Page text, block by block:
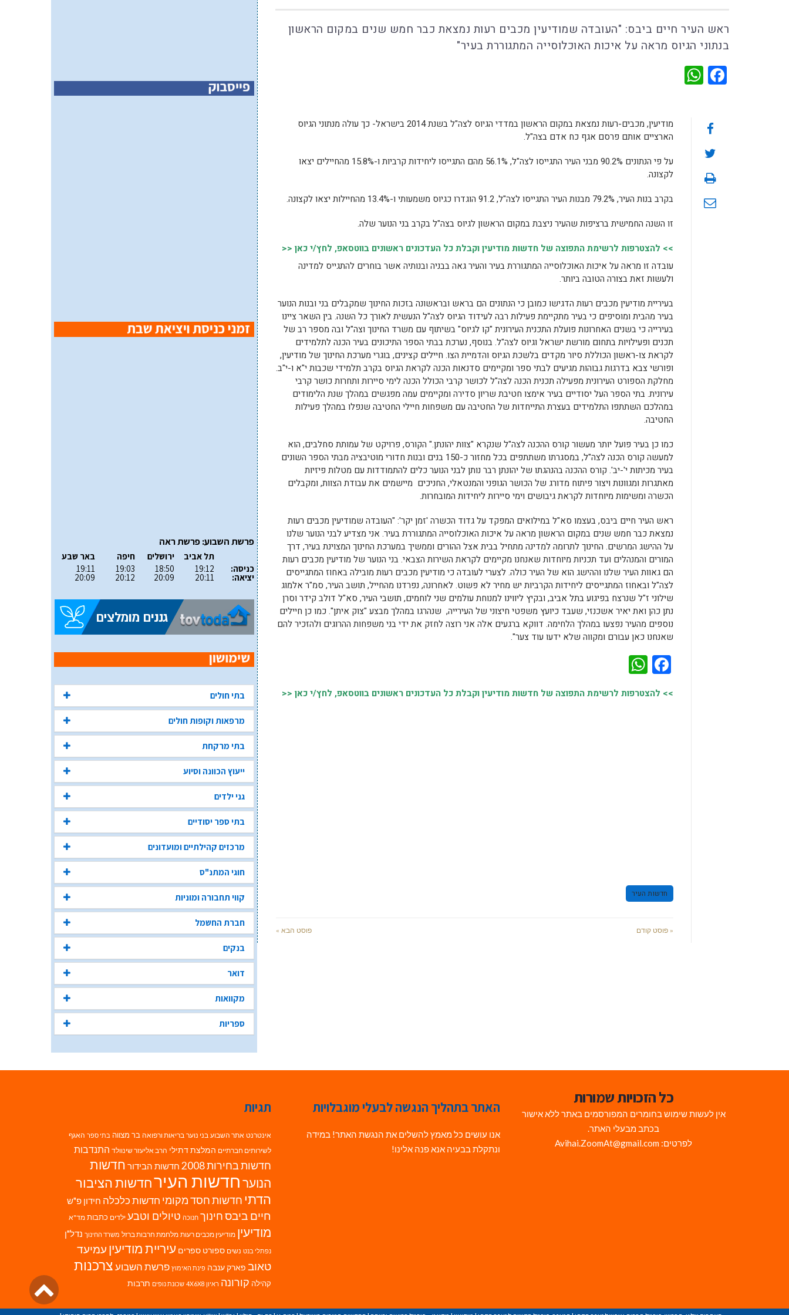
ראש העיר חיים ביבס: "העובדה שמודיעין מכבים רעות נמצאת כבר חמש שנים במקום הראשון
בנתוני הגיוס מראה על איכות האוכלוסייה המתגוררת בעיר"
Facebook
מודיעין, מכבים-רעות נמצאת במקום הראשון במדדי הגיוס לצה"ל בשנת 2014 בישראל- כך עולה מנתוני הגיוס
הארציים אותם פרסם אגף כח אדם בצה"ל.
על פי הנתונים 90.2% מבני העיר התגייסו לצה"ל, 56.1% מהם התגייסו ליחידות קרביות ו-15.8% מהחיילים יצאו
לקצונה.
בקרב בנות העיר, 79.2% מבנות העיר התגייסו לצה"ל, 91.2 הוגדרו כגיוס משמעותי ו-13.4% מהחיילות יצאו לקצונה.
זו השנה החמישית ברציפות שהעיר ניצבת במקום הראשון לגיוס בצה"ל בקרב בני הנוער שלה.
>> להצטרפות לרשימת התפוצה של חדשות מודיעין וקבלת כל העדכונים ראשונים בווטסאפ, לחץ/י כאן <<
עובדה זו מראה על איכות האוכלוסייה המתגוררת בעיר והעיר גאה בבניה ובנותיה אשר בוחרים להתגייס למדינה
ולעשות זאת בצורה הטובה ביותר.
בעיריית מודיעין מכבים רעות הדגישו כמובן כי הנתונים הם בראש ובראשונה בזכות החינוך שמקבלים בני ובנות הנוער
בעיר מהבית ומוסיפים כי בעיר מתקיימת פעילות רבה לעידוד הגיוס לצה"ל הנעשית לאורך כל השנה. בין השאר ציינו
בעירייה כי בשנים האחרונות פועלת התכנית העירונית "קו לגיוס" בשיתוף עם משרד החינוך וצה"ל ובה מספר רב של
תכנים ופעילויות בתחום מורשת ישראל וגיוס לצה"ל. בנוסף, נערכת בבתי הספר התיכונים בעיר הכנה לתלמידים
לקראת צו-ראשון הכוללת סיור מקדים בלשכת הגיוס והדמיית הצו. חיילים קצינים, בוגרי מערכת החינוך של מודיעין,
ופורשי צבא בדרגות גבוהות מגיעים לבתי ספר ומקיימים סדנאות הכנה לקראת הגיוס בקרב תלמידי שכבות י"א ו-י"ב.
מחלקת הספורט העירונית מפעילה תכנית הכנה לצה"ל לכושר קרבי הכולל הכנה לימי סיירות ותחרות כושר קרבי
עירונית. בתי הספר העל יסודיים בעיר אימצו חטיבת שריון סדירה ומקיימים עמה מפגשים במהלך שנת הלימודים
במהלכם השתתפו התלמידים בעצרת התייחדות של החטיבה עם משפחות חיילי החטיבה שנפלו במהלך פעילות
החטיבה.
כמו כן בעיר פועל יותר מעשור קורס ההכנה לצה"ל שנקרא "צוות יהונתן." הקורס, פרויקט של עמותת סחלבים, הוא
למעשה קורס הכנה לצה"ל, במסגרתו משתתפים בכל מחזור כ-150 בנים ובנות חדורי מוטיבציה מבתי הספר השונים
בעיר מכיתות י'-יב'. קורס ההכנה בהנהגתו של יהונתן רבר נותן לבני הנוער כלים להתמודדות עם מטלות פיזיות
מאתגרות ומגוונות ויצור פיתוח מדורג של הכושר הגופני והמנטאלי, החניכים מיישמים את עבודת הצוות, ומקבלים
הכשרה ומשימות מיוחדות לקראת גיבושים וימי סיירות ליחידות המובחרות.
ראש העיר חיים ביבס, בעצמו סא"ל במילואים המפקד על גדוד הכשרה 'זמן יקר': "העובדה שמודיעין מכבים רעות
נמצאת כבר חמש שנים במקום הראשון מראה על איכות האוכלוסייה המתגוררת בעיר. אני מצדיע לבני הנוער שלנו
על ההישג המרשים. החינוך לתרומה למדינה מתחיל בבית אצל ההורים וממשיך במערכת החינוך המצוינת בעיר, דרך
המורים והמנהלים ועד תכניות מיוחדות שאנחנו מקיימים לקראת השירות הצבאי. בני הנוער של מודיעין מכבים רעות
הם גאוות העיר שלנו וההישג הוא של העיר כולה. לצערי לעובדה כי מודיעין מכבים רעות מובילה באחוז המתגייסים
לצה"ל ובאחוז המתגייסים ליחידות הקרביות יש מחיר לא פשוט. לאחרונה, נפרדנו מהחייל, תושב העיר, סמ"ר אלמוג
שילוני ז"ל שנרצח בפיגוע בתל אביב, ובקיץ ליווינו למנוחת עולמים שני לוחמים, תושבי העיר, סא"ל דולב קידר וסרן
נתן כהן ואת יאיר אשכנזי, שעבד כיועץ משפטי חיצוני של העירייה, שנהרגו במהלך מבצע "צוק איתן". כמו כן חיילים
נוספים מהעיר נפצעו במהלך הלחימה. דווקא ברגעים אלה אני רוצה לחזק את ידי בני משפחות ההרוגים ולהזכיר להם
שאנחנו כאן עבורם ומקווה שלא ידעו עוד צער".
Facebook
>> להצטרפות לרשימת התפוצה של חדשות מודיעין וקבלת כל העדכונים ראשונים בווטסאפ, לחץ/י כאן <<
חדשות העיר
« פוסט קודם פוסט הבא »
פרשת השבוע: פרשת ראה
כניסה:
יציאה:
תל אביב
19:12
20:11
ירושלים
18:50
20:09
חיפה
19:03
20:12
באר שבע
19:11
20:09
בתי חולים
מרפאות וקופות חולים
בתי מרקחת
ייעוץ הכוונה וסיוע
גני ילדים
בתי ספר יסודיים
מרכזים קהילתיים ומועדונים
חוגי המתנ"ס
קווי תחבורה ומוניות
חברת החשמל
בנקים
דואר
מקוואות
ספריות
כל הזכויות שמורות
אין לעשות שימוש בחומרים המפורסמים באתר ללא אישור
בכתב מבעלי האתר.
לפרטים: Avihai.ZoomAt@gmail.com
האתר בתהליך הנגשה לבעלי מוגבלויות
אנו עושים כל מאמץ להשלים את הנגשת האתר! במידה
ונתקלת בבעיה אנא פנה אלינו!
תגיות
אינטרנט אתר השבוע בני נוער בריאות ורפואה בר מצווה בתי ספר האגף
לשירותים חברתיים המלצת דתילי הרב אליעזר שינוולד התנדבות
חדשות בחירות 2008 חדשות הבידור חדשות
הנוערחדשות העירחדשות הציבור
הדתי חדשות חסד מקומי חדשות כלכלה חידון פ"ש
חיים ביבסחינוך חנוכה טיולים וטבע ילדים כתבות מד"א
מודיעין מודיעין מכבים רעות מלחמת חרבות ברזל משרד החינוך נדל"ן
נפתלי בנט נשים ספורט ספרים עיריית מודיעין עמיעד
טאוב פארק ענבה פינת האימוץ פרשת השבועצרכנות
קהילה קורונה ראיון 4X6X8 שכונת נופים תרבות